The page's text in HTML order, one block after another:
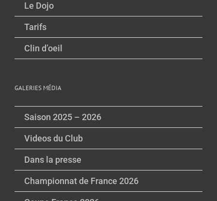
Le Dojo
Tarifs
Clin d’oeil
GALERIES MÉDIA
Saison 2025 – 2026
Videos du Club
Dans la presse
Championnat de France 2026